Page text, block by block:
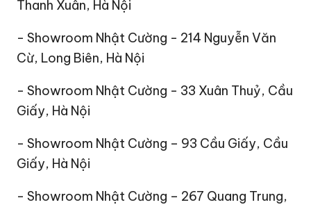
Thanh Xuân, Hà Nội
- Showroom Nhật Cường - 214 Nguyễn Văn
Cừ, Long Biên, Hà Nội
- Showroom Nhật Cường - 33 Xuân Thuỷ, Cầu
Giấy, Hà Nội
- Showroom Nhật Cường – 93 Cầu Giấy, Cầu
Giấy, Hà Nội
- Showroom Nhật Cường – 267 Quang Trung,